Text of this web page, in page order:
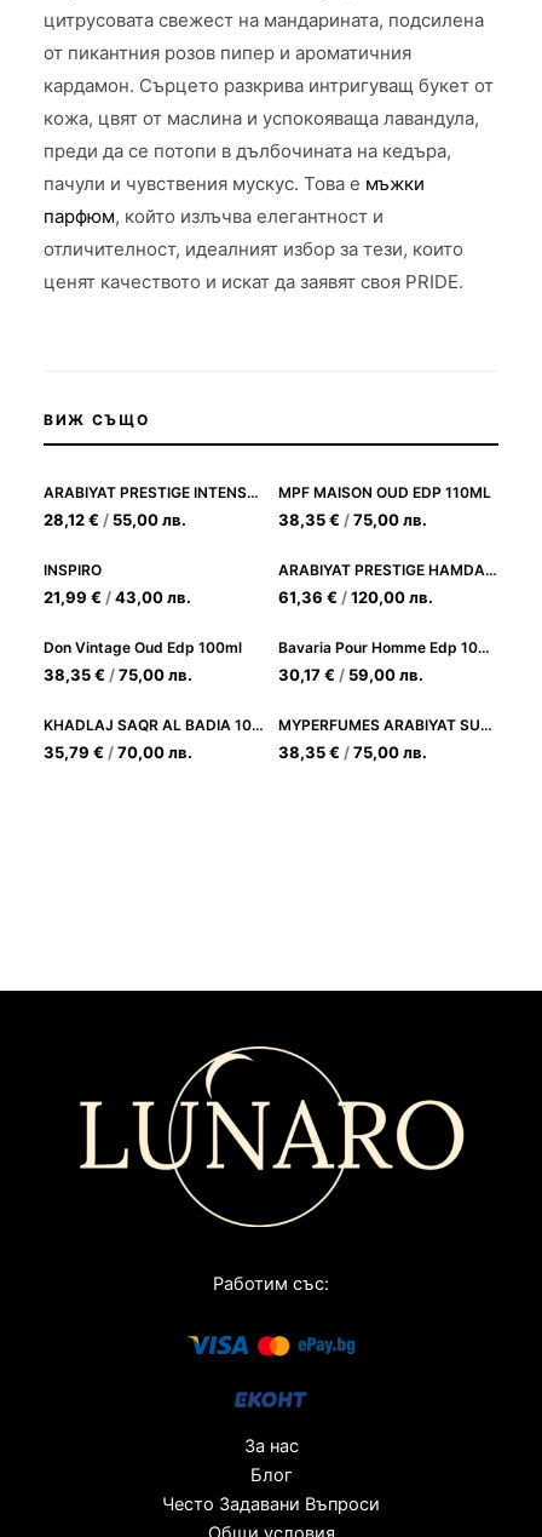
цитрусовата свежест на мандарината, подсилена
от пикантния розов пипер и ароматичния
кардамон. Сърцето разкрива интригуващ букет от
кожа, цвят от маслина и успокояваща лавандула,
преди да се потопи в дълбочината на кедъра,
пачули и чувствения мускус. Това е мъжки
парфюм, който излъчва елегантност и
отличителност, идеалният избор за тези, които
ценят качеството и искат да заявят своя PRIDE.
ВИЖ СЪЩО
ARABIYAT PRESTIGE INTENSE OUD EDP 100ML
28,12€ / 55,00лв.
MPF MAISON OUD EDP 110ML
38,35€ /75,00лв.
INSPIRO
21,99 € /43,00лв.
ARABIYAT PRESTIGE HAMDAN THE HERO EDP 75ML
61,36 € /120,00лв.
Don Vintage Oud Edp 100ml
38,35€ /75,00лв.
Bavaria Pour Homme Edp 100ml
30,17€ / 59,00лв.
KHADLAJ SAQR AL BADIA 100ML
35,79 € /70,00лв.
MYPERFUMES ARABIYAT SUGAR BERRY CREAM MACARON EDP 100ML
38,35€ /75,00лв.
Работим със:
За нас
Блог
Често Задавани Въпроси